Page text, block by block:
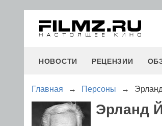
НОВОСТИ РЕЦЕНЗИИ
Главная → Персоны →
Эрланд